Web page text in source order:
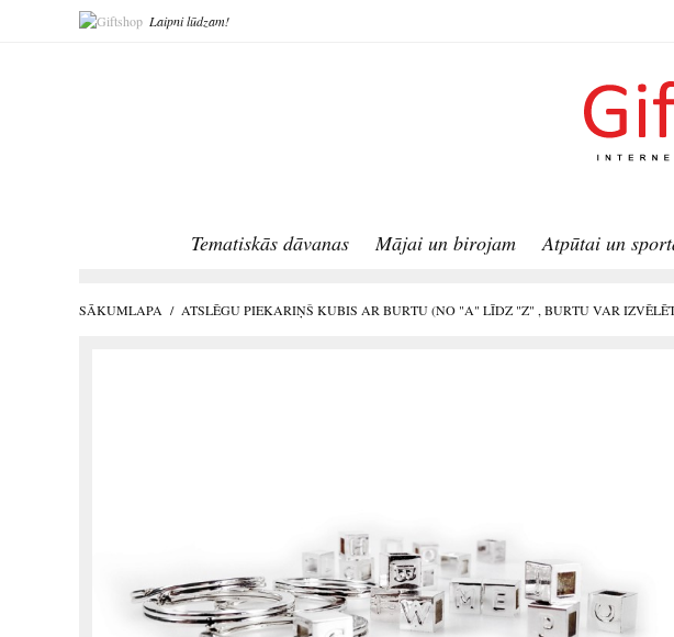
Laipni lūdzam!
Tematiskās dāvanas Mājai un birojam Atpūtai un
SĀKUMLAPA / ATSLĒGU PIEKARIŅŠ KUBIS AR BURTU (NO "A" LĪDZ "Z" , BURTU VAR